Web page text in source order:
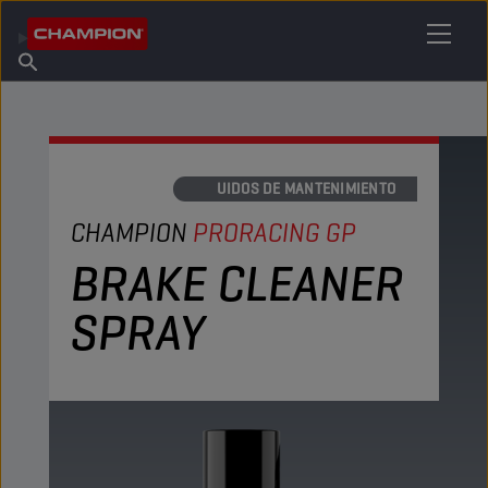
Acerca de champion
Encuentra un punto de venta
LÍQUIDOS DE MANTENIMIENTO
CHAMPION PRORACING GP
BRAKE CLEANER
SPRAY